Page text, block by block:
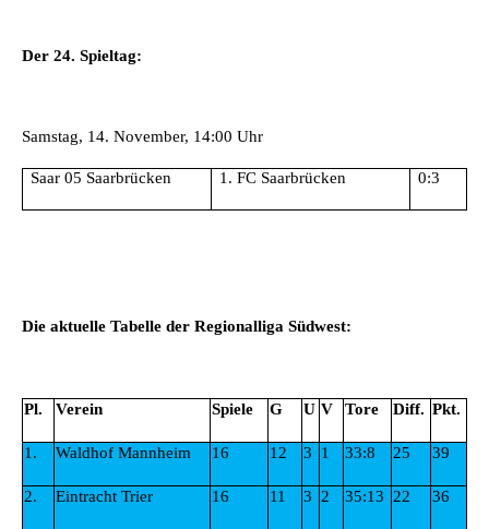
Der 24. Spieltag:
Samstag, 14. November, 14:00 Uhr
Saar 05 Saarbrücken 1. FC Saarbrücken 0:3
Die aktuelle Tabelle der Regionalliga Südwest:
Pl. Verein Spiele G U V Tore Diff. Pkt.
1. Waldhof Mannheim 16 12 3 1 33:8 25 39
2. Eintracht Trier 16 11 3 2 35:13 22 36